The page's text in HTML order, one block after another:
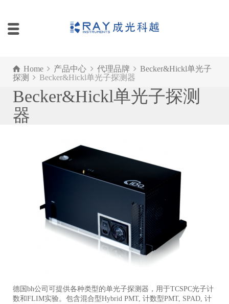
Home 产品中心 代理品牌
Becker&Hickl单光子
探测
Becker&Hickl单光子探测器
Becker&Hickl单光子探测
器
德国bh公司可提供各种类型的单光子探测器，用于TCSPC光子计
数和FLIM实验。包含混合型Hybrid PMT, 计数型PMT, SPAD, 计